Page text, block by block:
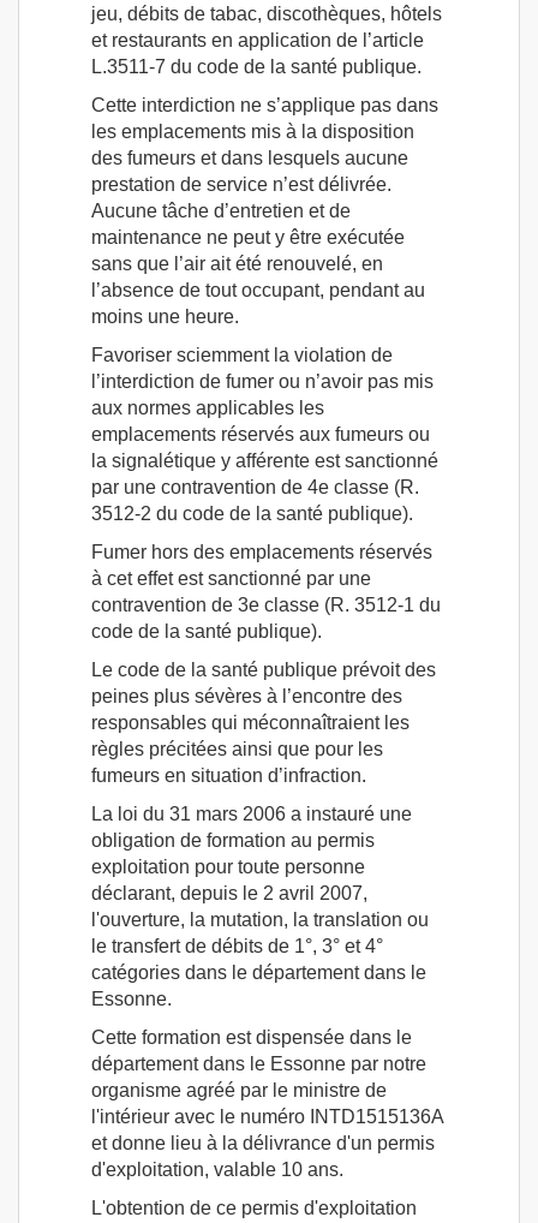
jeu, débits de tabac, discothèques, hôtels
et restaurants en application de l’article
L.3511-7 du code de la santé publique.
Cette interdiction ne s’applique pas dans
les emplacements mis à la disposition
des fumeurs et dans lesquels aucune
prestation de service n’est délivrée.
Aucune tâche d’entretien et de
maintenance ne peut y être exécutée
sans que l’air ait été renouvelé, en
l’absence de tout occupant, pendant au
moins une heure.
Favoriser sciemment la violation de
l’interdiction de fumer ou n’avoir pas mis
aux normes applicables les
emplacements réservés aux fumeurs ou
la signalétique y afférente est sanctionné
par une contravention de 4e classe (R.
3512-2 du code de la santé publique).
Fumer hors des emplacements réservés
à cet effet est sanctionné par une
contravention de 3e classe (R. 3512-1 du
code de la santé publique).
Le code de la santé publique prévoit des
peines plus sévères à l’encontre des
responsables qui méconnaîtraient les
règles précitées ainsi que pour les
fumeurs en situation d’infraction.
La loi du 31 mars 2006 a instauré une
obligation de formation au permis
exploitation pour toute personne
déclarant, depuis le 2 avril 2007,
l'ouverture, la mutation, la translation ou
le transfert de débits de 1°, 3° et 4°
catégories dans le département dans le
Essonne.
Cette formation est dispensée dans le
département dans le Essonne par notre
organisme agréé par le ministre de
l'intérieur avec le numéro INTD1515136A
et donne lieu à la délivrance d'un permis
d'exploitation, valable 10 ans.
L'obtention de ce permis d'exploitation